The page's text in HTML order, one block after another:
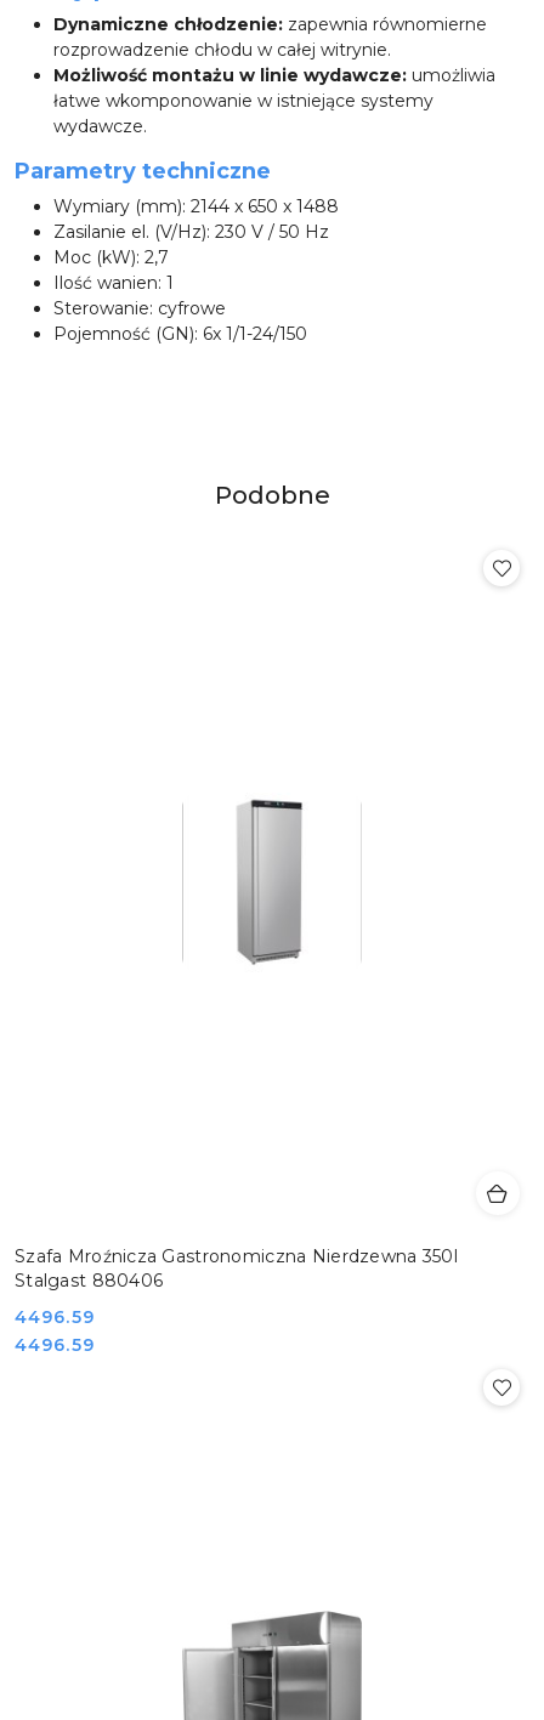
Dynamiczne chłodzenie: zapewnia równomierne
rozprowadzenie chłodu w całej witrynie.
Możliwość montażu w linie wydawcze: umożliwia
łatwe wkomponowanie w istniejące systemy
wydawcze.
Parametry techniczne
Wymiary (mm): 2144 x 650 x 1488
Zasilanie el. (V/Hz): 230 V / 50 Hz
Moc (kW): 2,7
Ilość wanien: 1
Sterowanie: cyfrowe
Pojemność (GN): 6x 1/1-24/150
Pomiń karuzelę produktów
Produkty
Podobne
Szafa Mroźnicza Gastronomiczna Nierdzewna 350l
Stalgast 880406
Cena:
4496.59
Cena:
4496.59